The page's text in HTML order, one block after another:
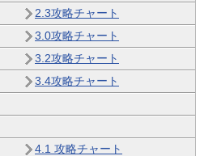
2.3攻略チャート
3.0攻略チャート
3.2攻略チャート
3.4攻略チャート
4.1 攻略チャート